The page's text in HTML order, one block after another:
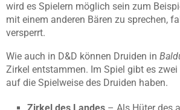
wird es Spielern möglich sein zum
mit einem anderen Bären zu sprechen,
versperrt.
Wie auch in D&D können Druiden in
Zirkel entstammen. Im Spiel gibt es
auf die Spielweise des Druiden haben.